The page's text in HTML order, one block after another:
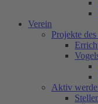
Verein
Projekte
Aktiv